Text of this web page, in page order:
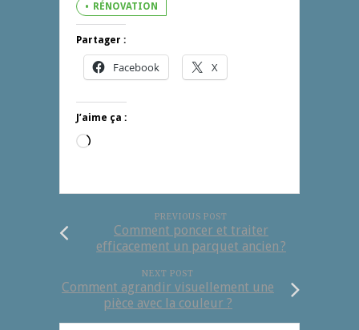
RÉNOVATION
Partager :
Facebook X
J’aime ça :
Chargement…
PREVIOUS POST
Comment poncer et traiter
efficacement un parquet ancien ?
NEXT POST
Comment agrandir visuellement une
pièce avec la couleur ?